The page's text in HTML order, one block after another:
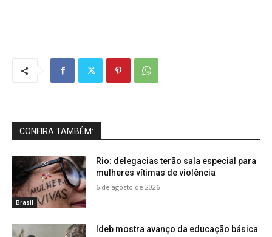
CONFIRA TAMBÉM:
Brasil
Rio: delegacias terão sala especial para
mulheres vítimas de violência
6 de agosto de 2026
Ideb mostra avanço da educação básica